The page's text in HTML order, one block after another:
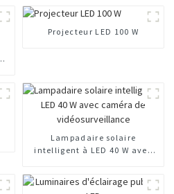
Projecteur LED 100 W
Lampadaire solaire
intelligent à LED 40 W avec